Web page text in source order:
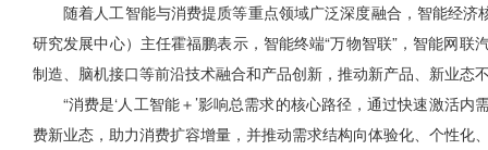
随着人工智能与消费提质等重点领域广泛深度融合，智能经
研究发展中心）主任霍福鹏表示，智能终端“万物智联”，智能网
制造、脑机接口等前沿技术融合和产品创新，推动新产品、新业态
“消费是‘人工智能＋’影响总需求的核心路径，通过快速激活
费新业态，助力消费扩容增量，并推动需求结构向体验化、个性化